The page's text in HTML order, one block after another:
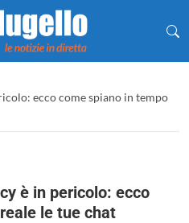
ecco come spiano in tempo
è in pericolo: ecco
le tue chat